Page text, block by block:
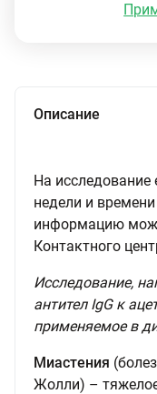
Описание
На исследование
недели и
информацию
Контактного
Исследование,
антител IgG к
применяемое в
Миастения
Жолли) –